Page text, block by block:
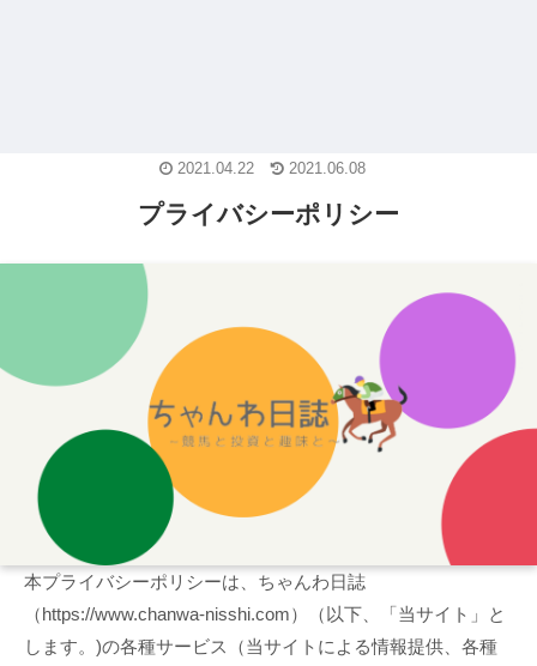
プライバシーポリシー
2021.06.08
2021.04.22
本プライバシーポリシーは、ちゃんわ日誌
（https://www.chanwa-nisshi.com）（以下、「当サイト」と
します。)の各種サービス（当サイトによる情報提供、各種